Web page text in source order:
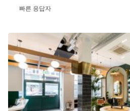
Rooftop / Terrace
Smoking Area
Sound & Video Equipment
Soundproof
Stock Room
빠른 응답자